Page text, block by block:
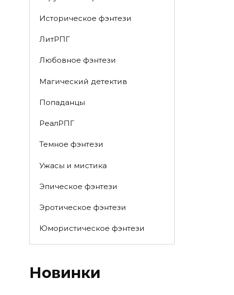
Историческое фэнтези
ЛитРПГ
Любовное фэнтези
Магический детектив
Попаданцы
РеалРПГ
Темное фэнтези
Ужасы и мистика
Эпическое фэнтези
Эротическое фэнтези
Юмористическое фэнтези
Новинки